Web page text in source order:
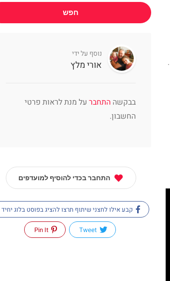
חפש
נוסף על ידי
אורי מלץ
בבקשה התחבר על מנת לראות פרטי
החשבון.
התחבר בכדי להוסיף למועדפים
קבע אילו לחצני שיתוף תרצו להציג בפוסט בלוג יחיד